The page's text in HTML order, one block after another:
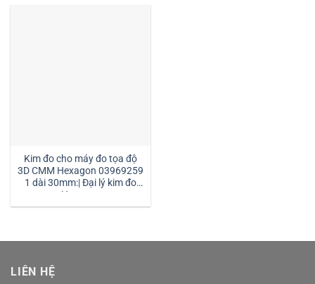
Kim đo cho máy đo tọa độ
3D CMM Hexagon 03969259
1 dài 30mm:| Đại lý kim đo
Hexagon
LIÊN HỆ